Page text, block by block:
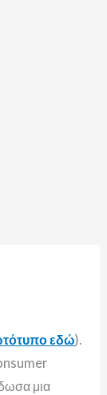
εδώ).
μια